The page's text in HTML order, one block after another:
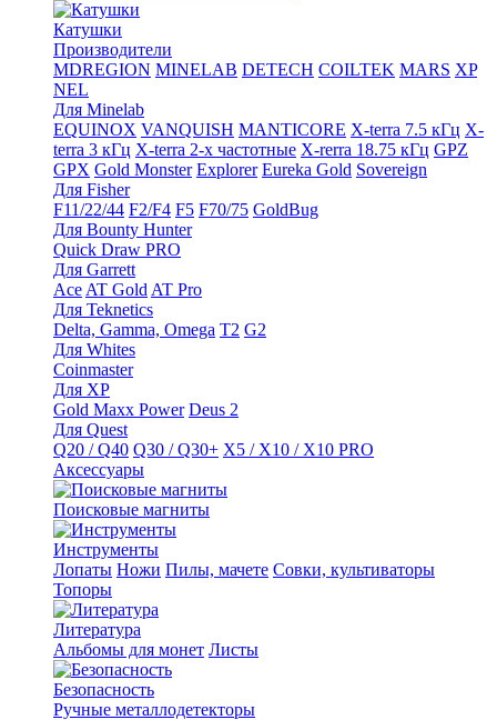
Катушки
Производители
MDREGION MINELAB DETECH COILTEK MARS XP
NEL
Для Minelab
EQUINOX VANQUISH MANTICORE X-terra 7.5 кГц X-
terra 3 кГц X-terra 2-х частотные X-rerra 18.75 кГц GPZ
GPX Gold Monster Explorer Eureka Gold Sovereign
Для Fisher
F11/22/44 F2/F4 F5 F70/75 GoldBug
Для Bounty Hunter
Quick Draw PRO
Для Garrett
Ace AT Gold AT Pro
Для Teknetics
Delta, Gamma, Omega Т2 G2
Для Whites
Coinmaster
Для XP
Gold Maxx Power Deus 2
Для Quest
Q20 / Q40 Q30 / Q30+ X5 / X10 / X10 PRO
Аксессуары
Поисковые магниты
Инструменты
Лопаты Ножи Пилы, мачете Совки, культиваторы
Топоры
Литература
Альбомы для монет Листы
Безопасность
Ручные металлодетекторы